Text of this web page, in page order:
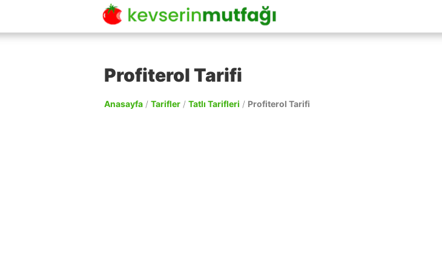
Profiterol Tarifi
Anasayfa / Tarifler / Tatlı Tarifleri / Profiterol Tarifi